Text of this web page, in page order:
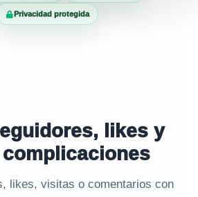
Privacidad protegida
likes y
likes, visitas o comentarios con